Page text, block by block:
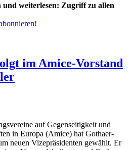
weiterlesen: Zugriff zu allen
im Amice-Vorstand
auf Gegenseitigkeit und
in Europa (Amice) hat Gothaer-
neuen Vizepräsidenten gewählt. Er